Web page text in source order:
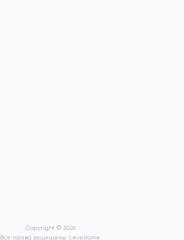
Copyright © 2026
Все права защищены. LeveHome.